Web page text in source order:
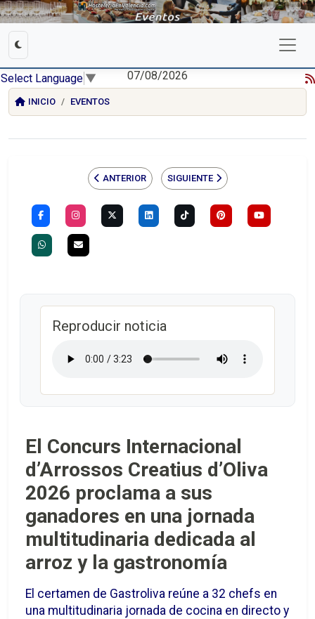
Select Language ▼ 07/08/2026
INICIO EVENTOS
ANTERIOR SIGUIENTE
Reproducir noticia
El Concurs Internacional
d’Arrossos Creatius d’Oliva
2026 proclama a sus
ganadores en una jornada
multitudinaria dedicada al
arroz y la gastronomía
El certamen de Gastroliva reúne a 32 chefs en
una multitudinaria jornada de cocina en directo y